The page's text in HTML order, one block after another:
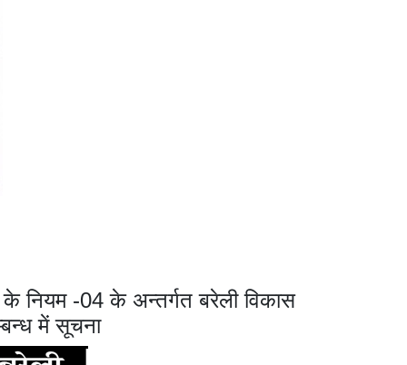
नियम -04 के अन्तर्गत बरेली विकास
में सूचना